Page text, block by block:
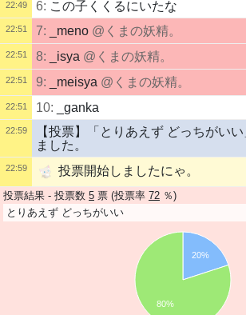
22:49 6: この子くくるにいたな
22:51 7: _meno @くまの妖精。
22:51 8: _isya @くまの妖精。
22:51 9: _meisya @くまの妖精。
22:51 10: _ganka
22:59
【投票】「とりあえず どっちがい
ました。
22:59 投票開始しましたにゃ。
投票結果 - 投票数 5 票 (投票率 72 ％)
とりあえず どっちがいい
20%
80%